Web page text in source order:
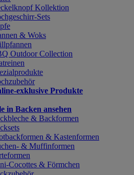
Kollektion
Sets
& Woks
Outdoor Collection
exklusive Produkte
in Backen ansehen
& Backformen
& Kastenformen
& Muffinformen
Cocottes & Förmchen